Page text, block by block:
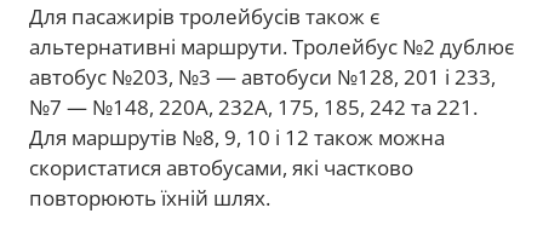
Для пасажирів тролейбусів також є
альтернативні маршрути. Тролейбус №2 дублює
автобус №203, №3 — автобуси №128, 201 і 233,
№7 — №148, 220А, 232А, 175, 185, 242 та 221.
Для маршрутів №8, 9, 10 і 12 також можна
скористатися автобусами, які частково
повторюють їхній шлях.